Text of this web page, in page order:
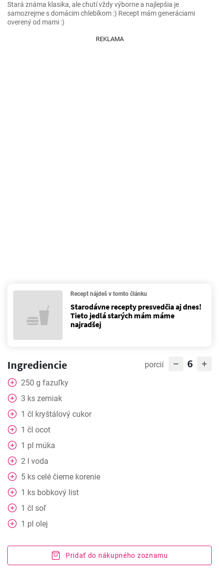
Stará známa klasika, ale chutí vždy výborne a najlepšia je
samozrejme s domácim chlebíkom :) Recept mám generáciami
overený od mami :)
REKLAMA
Recept nájdeš v tomto článku
Starodávne recepty presvedčia aj dnes!
Tieto jedlá starých mám máme
najradšej
Ingrediencie porcií 6
250 g fazuľky
3 ks zemiak
1 čl kryštálový cukor
1 čl ocot
1 pl múka
2 l voda
5 ks celé čierne korenie
1 ks bobkový list
1 čl soľ
1 pl olej
Pridať do nákupného zoznamu